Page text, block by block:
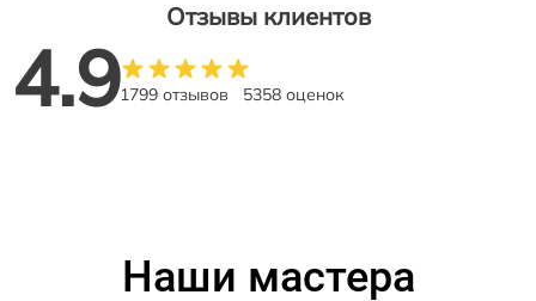
Отзывы клиентов
4.91799 отзывов 5358 оценок
Наши мастера